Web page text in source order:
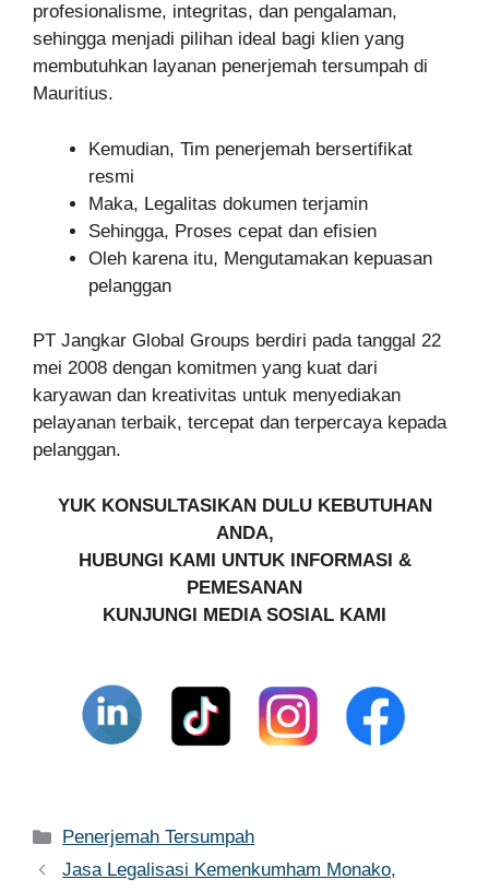
profesionalisme, integritas, dan pengalaman,
sehingga menjadi pilihan ideal bagi klien yang
membutuhkan layanan penerjemah tersumpah di
Mauritius.
Kemudian, Tim penerjemah bersertifikat
resmi
Maka, Legalitas dokumen terjamin
Sehingga, Proses cepat dan efisien
Oleh karena itu, Mengutamakan kepuasan
pelanggan
PT Jangkar Global Groups berdiri pada tanggal 22
mei 2008 dengan komitmen yang kuat dari
karyawan dan kreativitas untuk menyediakan
pelayanan terbaik, tercepat dan terpercaya kepada
pelanggan.
YUK KONSULTASIKAN DULU KEBUTUHAN
ANDA,
HUBUNGI KAMI UNTUK INFORMASI &
PEMESANAN
KUNJUNGI MEDIA SOSIAL KAMI
Kategori
Penerjemah Tersumpah
Jasa Legalisasi Kemenkumham Monako,